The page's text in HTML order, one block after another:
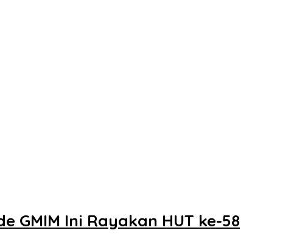
GMIM Ini Rayakan HUT ke-58